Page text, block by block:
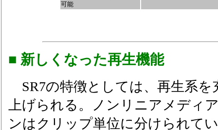
可能
■ 新しくなった再生機能
SR7の特徴としては、再生系を
上げられる。ノンリニアメディ
ンはクリップ単位に分けられて